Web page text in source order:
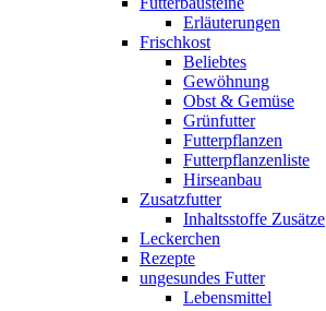
Erläuterungen
Frischkost
Beliebtes
Gewöhnung
Obst & Gemüse
Grünfutter
Futterpflanzen
Futterpflanzenliste
Hirseanbau
Zusatzfutter
Inhaltsstoffe Zusätze
Leckerchen
Rezepte
ungesundes Futter
Lebensmittel